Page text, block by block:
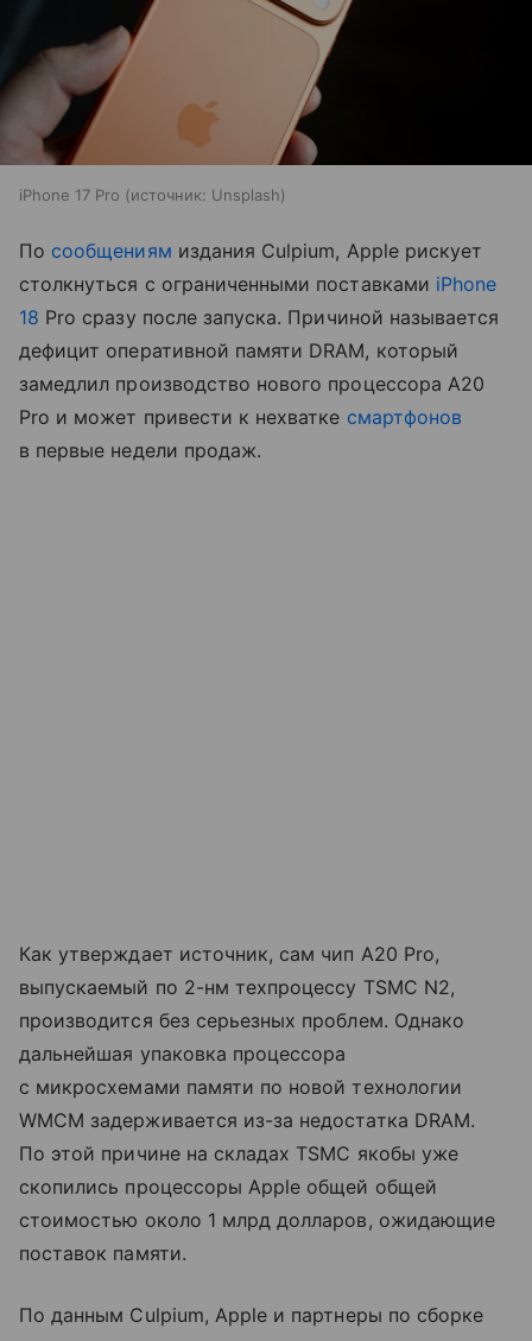
iPhone 17 Pro источник: Unsplash
По сообщениям издания Culpium, Apple рискует
столкнуться с ограниченными поставками iPhone
18 Pro сразу после запуска. Причиной называется
дефицит оперативной памяти DRAM, который
замедлил производство нового процессора A20
Pro и может привести к нехватке смартфонов
в первые недели продаж.
Как утверждает источник, сам чип A20 Pro,
выпускаемый по 2-нм техпроцессу TSMC N2,
производится без серьезных проблем. Однако
дальнейшая упаковка процессора
с микросхемами памяти по новой технологии
WMCM задерживается из-за недостатка DRAM.
По этой причине на складах TSMC якобы уже
скопились процессоры Apple общей общей
стоимостью около 1 млрд долларов, ожидающие
поставок памяти.
По данным Culpium, Apple и партнеры по сборке